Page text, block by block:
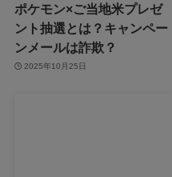
ポケモン×ご当地米プレゼ
ント抽選とは？キャンペー
ンメールは詐欺？
2025年10月25日